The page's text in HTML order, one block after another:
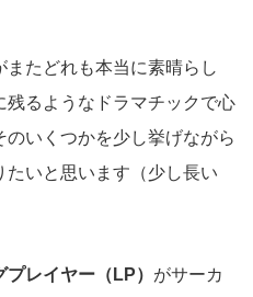
またどれも本当に素晴らし
るようなドラマチックで心
いくつかを少し挙げながら
たいと思います（少し長い
プレイヤー（LP） がサーカ